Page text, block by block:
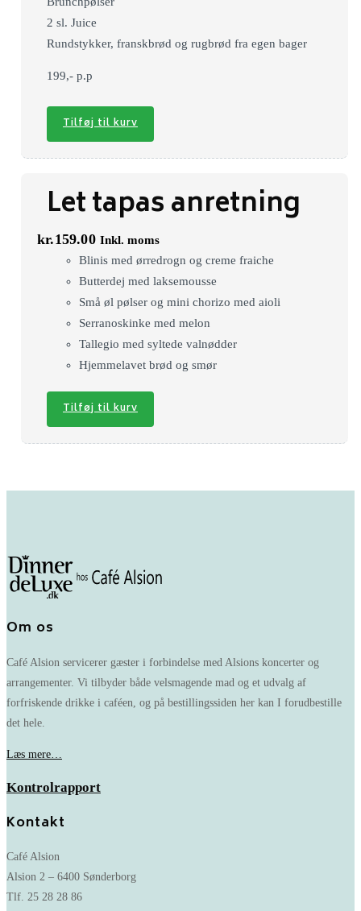
2 sl. Juice
Rundstykker, franskbrød og rugbrød fra egen bager
199,- p.p
Tilføj til kurv
Let tapas anretning
kr.159.00 Inkl. moms
Blinis med ørredrogn og creme fraiche
Butterdej med laksemousse
Små øl pølser og mini chorizo med aioli
Serranoskinke med melon
Tallegio med syltede valnødder
Hjemmelavet brød og smør
Tilføj til kurv
Om os
Café Alsion servicerer gæster i forbindelse med Alsions koncerter og
arrangementer. Vi tilbyder både velsmagende mad og et udvalg af
forfriskende drikke i caféen, og på bestillingssiden her kan I forudbestille
det hele.
Læs mere…
Kontrolrapport
Kontakt
Café Alsion
Alsion 2 – 6400 Sønderborg
Tlf. 25 28 28 86